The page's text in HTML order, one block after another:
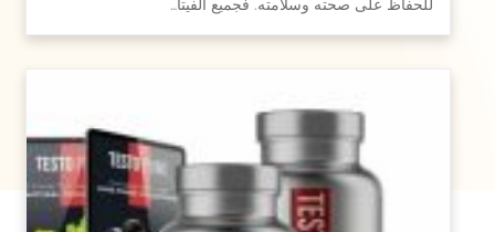
للحفاظ على صحته وسلامته. فجميع الفيتا…